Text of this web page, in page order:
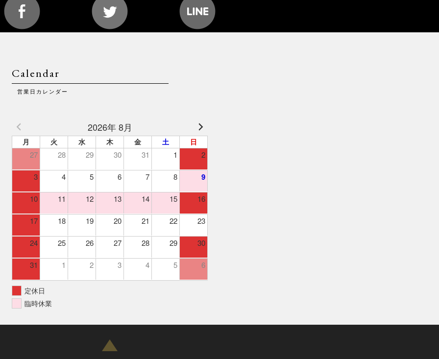
Calendar
営業日カレンダー
2026年 8月
月 火 水 木 金 土 日
27 28 29 30 31 1 2
3 4 5 6 7 8 9
10 11 12 13 14 15 16
17 18 19 20 21 22 23
24 25 26 27 28 29 30
31 1 2 3 4 5 6
定休日
臨時休業